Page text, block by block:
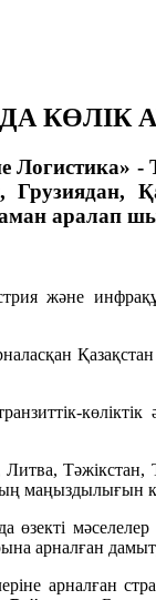
КӨЛІК
аралап
және
Тәжікстан,
маңыздылығын
мәселелер
арналған
арналған